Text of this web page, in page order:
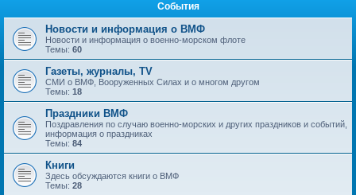
События
Новости и информация о ВМФ
Новости и информация о военно-морском флоте
Темы: 60
Газеты, журналы, TV
СМИ о ВМФ, Вооруженных Силах и о многом другом
Темы: 18
Праздники ВМФ
Поздравления по случаю военно-морских и других праздников и событий,
информация о праздниках
Темы: 84
Книги
Здесь обсуждаются книги о ВМФ
Темы: 28